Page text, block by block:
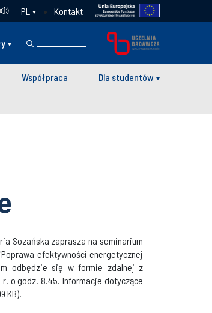
PL Kontakt
Współpraca Dla studentów
Sozańska zaprasza na seminarium
efektywności energetycznej
odbędzie się w formie zdalnej z
o godz. 8.45. Informacje dotyczące
KB).